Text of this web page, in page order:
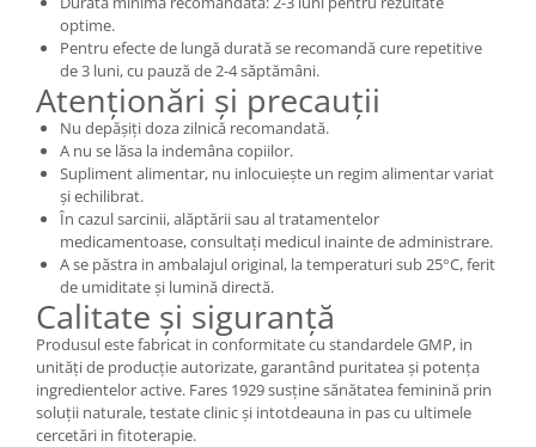
optime.
Pentru efecte de lungă durată se recomandă cure repetitive
de 3 luni, cu pauză de 2-4 săptămâni.
Atenționări și precauții
Nu depășiți doza zilnică recomandată.
A nu se lăsa la indemâna copiilor.
Supliment alimentar, nu inlocuiește un regim alimentar variat
și echilibrat.
În cazul sarcinii, alăptării sau al tratamentelor
medicamentoase, consultați medicul inainte de administrare.
A se păstra in ambalajul original, la temperaturi sub 25°C, ferit
de umiditate și lumină directă.
Calitate și siguranță
Produsul este fabricat in conformitate cu standardele GMP, in
unități de producție autorizate, garantând puritatea și potența
ingredientelor active. Fares 1929 susține sănătatea feminină prin
soluții naturale, testate clinic și intotdeauna in pas cu ultimele
cercetări in fitoterapie.